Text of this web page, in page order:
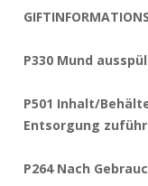
P330 Mund
P501 Inhalt/
Entsorgung
P264 Nach